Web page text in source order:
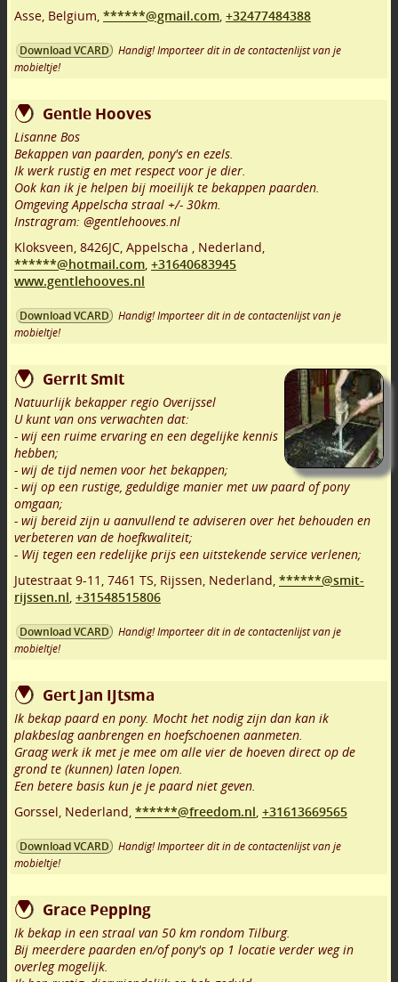
Asse, Belgium, ******@gmail.com, +32477484388
Download VCARD
Handig! Importeer dit in de contactenlijst van je
mobieltje!
Gentle Hooves
Lisanne Bos
Bekappen van paarden, pony's en ezels.
Ik werk rustig en met respect voor je dier.
Ook kan ik je helpen bij moeilijk te bekappen paarden.
Omgeving Appelscha straal +/- 30km.
Instragram: @gentlehooves.nl
Kloksveen, 8426JC, Appelscha , Nederland,
******@hotmail.com, +31640683945
www.gentlehooves.nl
Download VCARD
Handig! Importeer dit in de contactenlijst van je
mobieltje!
Gerrit Smit
Natuurlijk bekapper regio Overijssel
U kunt van ons verwachten dat:
- wij een ruime ervaring en een degelijke kennis
hebben;
- wij de tijd nemen voor het bekappen;
- wij op een rustige, geduldige manier met uw paard of pony
omgaan;
- wij bereid zijn u aanvullend te adviseren over het behouden en
verbeteren van de hoefkwaliteit;
- Wij tegen een redelijke prijs een uitstekende service verlenen;
Jutestraat 9-11 , 7461 TS, Rijssen, Nederland, ******@smit-
rijssen.nl, +31548515806
Download VCARD
Handig! Importeer dit in de contactenlijst van je
mobieltje!
Gert Jan IJtsma
Ik bekap paard en pony. Mocht het nodig zijn dan kan ik
plakbeslag aanbrengen en hoefschoenen aanmeten.
Graag werk ik met je mee om alle vier de hoeven direct op de
grond te (kunnen) laten lopen.
Een betere basis kun je je paard niet geven.
Gorssel, Nederland, ******@freedom.nl, +31613669565
Download VCARD
Handig! Importeer dit in de contactenlijst van je
mobieltje!
Grace Pepping
Ik bekap in een straal van 50 km rondom Tilburg.
Bij meerdere paarden en/of pony's op 1 locatie verder weg in
overleg mogelijk.